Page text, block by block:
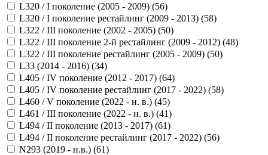
L320 / I поколение (2005 - 2009) (56)
L320 / I поколение рестайлинг (2009 - 2013) (58)
L322 / III поколение (2002 - 2005) (50)
L322 / III поколение 2-й рестайлинг (2009 - 2012) (48)
L322 / III поколение рестайлинг (2005 - 2009) (50)
L33 (2014 - 2016) (34)
L405 / IV поколение (2012 - 2017) (64)
L405 / IV поколение рестайлинг (2017 - 2022) (58)
L460 / V поколение (2022 - н. в.) (45)
L461 / III поколение (2022 - н. в.) (41)
L494 / II поколение (2013 - 2017) (61)
L494 / II поколение рестайлинг (2017 - 2022) (56)
N293 (2019 - н.в.) (61)